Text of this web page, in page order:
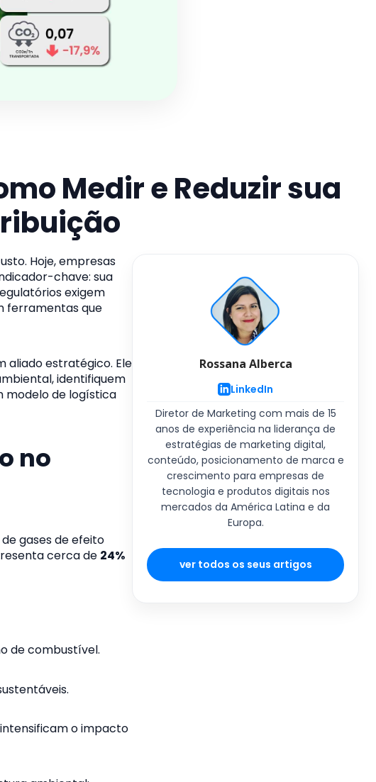
Medir e Reduzir sua
Hoje, empresas
chave: sua
exigem
ferramentas que
aliado estratégico. Ele
identifiquem
modelo de logística
no
gases de efeito
cerca de 24%
de combustível.
o impacto
Rossana Alberca
LinkedIn
Diretor de Marketing com mais de 15
anos de experiência na liderança de
estratégias de marketing digital,
conteúdo, posicionamento de marca e
crescimento para empresas de
tecnologia e produtos digitais nos
mercados da América Latina e da
Europa.
ver todos os seus artigos